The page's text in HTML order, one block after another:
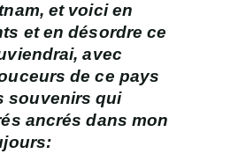
et voici en
et en désordre ce
avec
de ce pays
souvenirs qui
ancrés dans mon